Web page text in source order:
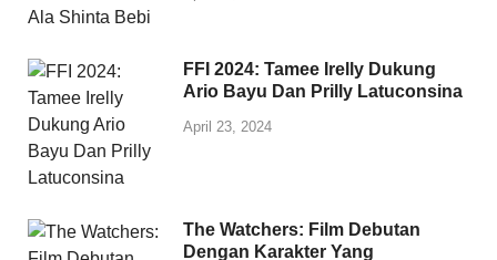
FFI 2024: Tamee Irelly Dukung
Ario Bayu Dan Prilly Latuconsina
April 23, 2024
The Watchers: Film Debutan
Dengan Karakter Yang